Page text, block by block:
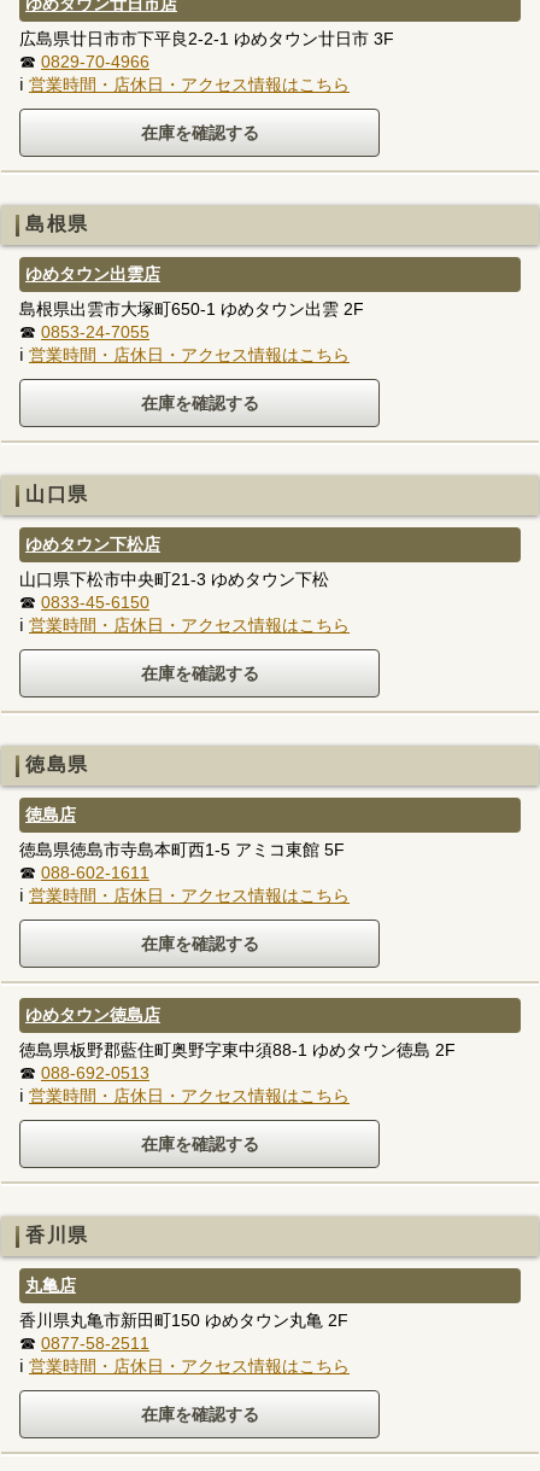
広島県廿日市市下平良2-2-1 ゆめタウン廿日市 3F
☎ 0829-70-4966
ℹ 営業時間・店休日・アクセス情報はこちら
島根県
ゆめタウン出雲店
島根県出雲市大塚町650-1 ゆめタウン出雲 2F
☎ 0853-24-7055
ℹ 営業時間・店休日・アクセス情報はこちら
山口県
ゆめタウン下松店
山口県下松市中央町21-3 ゆめタウン下松
☎ 0833-45-6150
ℹ 営業時間・店休日・アクセス情報はこちら
徳島県
徳島店
徳島県徳島市寺島本町西1-5 アミコ東館 5F
☎ 088-602-1611
ℹ 営業時間・店休日・アクセス情報はこちら
ゆめタウン徳島店
徳島県板野郡藍住町奥野字東中須88-1 ゆめタウン徳島 2F
☎ 088-692-0513
ℹ 営業時間・店休日・アクセス情報はこちら
香川県
丸亀店
香川県丸亀市新田町150 ゆめタウン丸亀 2F
☎ 0877-58-2511
ℹ 営業時間・店休日・アクセス情報はこちら